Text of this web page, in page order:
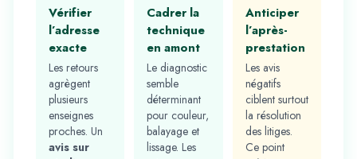
Vérifier
l’adresse
exacte
Les retours
agrègent
plusieurs
enseignes
proches. Un
avis sur
Cadrer la
technique
en amont
Le diagnostic
semble
déterminant
pour couleur,
balayage et
lissage. Les
Anticiper
l’après-
prestation
Les avis
négatifs
ciblent surtout
la résolution
des litiges.
Ce point